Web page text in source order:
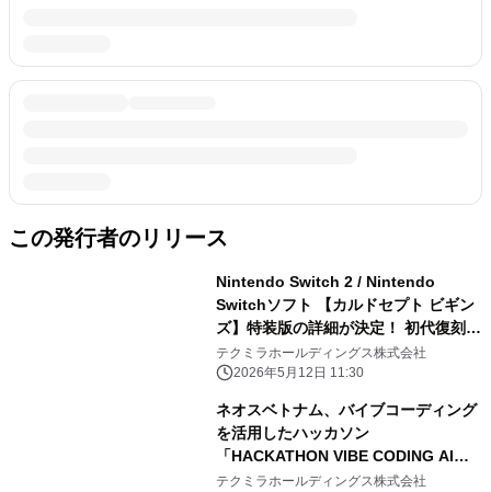
この発行者のリリース
Nintendo Switch 2 / Nintendo
Switchソフト 【カルドセプト ビギン
ズ】特装版の詳細が決定！ 初代復刻版
やカードブックなど豪華特典を同梱
テクミラホールディングス株式会社
2026年5月12日 11:30
ネオスベトナム、バイブコーディング
を活用したハッカソン
「HACKATHON VIBE CODING AI
2026」を開催！
テクミラホールディングス株式会社